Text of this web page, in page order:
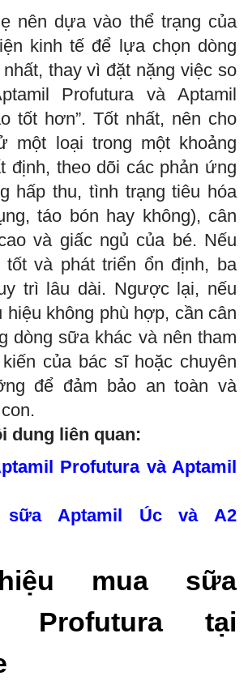
nên dựa vào thể trạng của
kinh tế để lựa chọn dòng
thay vì đặt nặng việc so
Profutura và Aptamil
tốt hơn”. Tốt nhất, nên cho
một loại trong một khoảng
định, theo dõi các phản ứng
hấp thu, tình trạng tiêu hóa
táo bón hay không), cân
và giấc ngủ của bé. Nếu
tốt và phát triển ổn định, ba
trì lâu dài. Ngược lại, nếu
hiệu không phù hợp, cần cân
dòng sữa khác và nên tham
của bác sĩ hoặc chuyên
để đảm bảo an toàn và
dung liên quan:
Profutura và Aptamil
sữa Aptamil Úc và A2
mua sữa
Profutura tại